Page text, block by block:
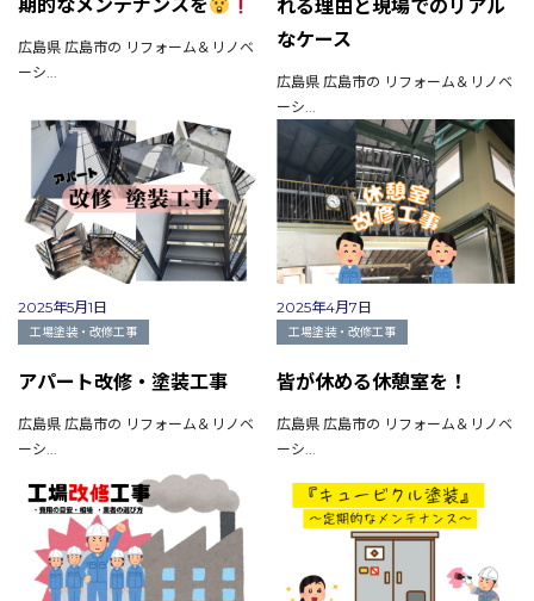
期的なメンテナンスを
広島県 広島市の リフォーム＆リノベ
ーシ...
れる理由と現場でのリアル
なケース
広島県 広島市の リフォーム＆リノベ
ーシ...
2025年5月1日
工場塗装・改修工事
アパート改修・塗装工事
広島県 広島市の リフォーム＆リノベ
ーシ...
2025年4月7日
工場塗装・改修工事
皆が休める休憩室を！
広島県 広島市の リフォーム＆リノベ
ーシ...